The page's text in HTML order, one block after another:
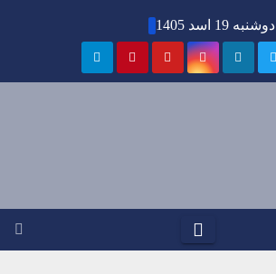
دوشنبه 19 اسد 1405